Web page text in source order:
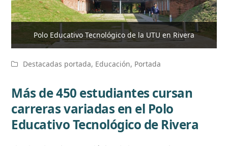
Polo Educativo Tecnológico de la UTU en Rivera
Destacadas portada, Educación, Portada
Más de 450 estudiantes cursan
carreras variadas en el Polo
Educativo Tecnológico de Rivera